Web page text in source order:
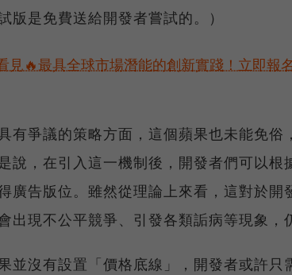
版是免費送給開發者嘗試的。）
見🔥最具全球市場潛能的創新實踐！立即報
有爭議的策略方面，這個蘋果也未能免
說，在引入這一機制後，開發者們可以根
廣告版位。雖然從理論上來看，這對於開
出現不公平競爭、引發各類詬病等現象，
並沒有設置「價格底線」，開發者或許只